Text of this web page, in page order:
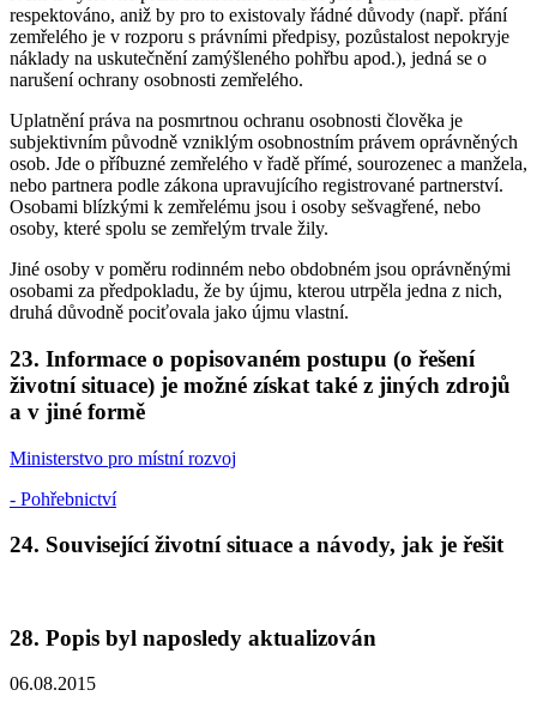
respektováno, aniž by pro to existovaly řádné důvody (např. přání
zemřelého je v rozporu s právními předpisy, pozůstalost nepokryje
náklady na uskutečnění zamýšleného pohřbu apod.), jedná se o
narušení ochrany osobnosti zemřelého.
Uplatnění práva na posmrtnou ochranu osobnosti člověka je
subjektivním původně vzniklým osobnostním právem oprávněných
osob. Jde o příbuzné zemřelého v řadě přímé, sourozenec a manžela,
nebo partnera podle zákona upravujícího registrované partnerství.
Osobami blízkými k zemřelému jsou i osoby sešvagřené, nebo
osoby, které spolu se zemřelým trvale žily.
Jiné osoby v poměru rodinném nebo obdobném jsou oprávněnými
osobami za předpokladu, že by újmu, kterou utrpěla jedna z nich,
druhá důvodně pociťovala jako újmu vlastní.
23. Informace o popisovaném postupu (o řešení
životní situace) je možné získat také z jiných zdrojů
a v jiné formě
Ministerstvo pro místní rozvoj
- Pohřebnictví
24. Související životní situace a návody, jak je řešit
28. Popis byl naposledy aktualizován
06.08.2015